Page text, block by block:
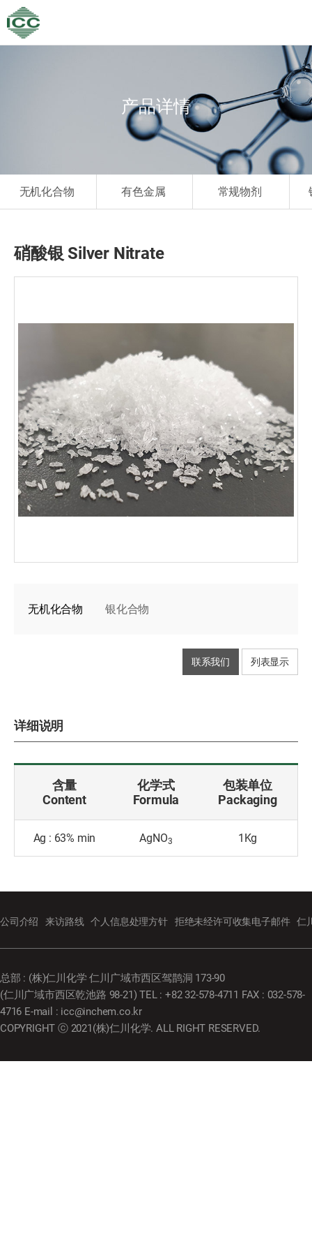
无机化合物 有色金属 常规物剂
产品详情
硝酸银 Silver Nitrate
无机化合物 银化合物
联系我们 列表显示
详细说明
含量
Content
化学式
Formula
包装单位
Packaging
Ag : 63% min AgNO3 1Kg
公司介绍 来访路线 个人信息处理方针 拒绝未经许可收集电子邮件 仁
总部 : (株)仁川化学 仁川广域市西区驾鹊洞 173-90
(仁川广域市西区乾池路 98-21) TEL : +82 32-578-4711 FAX : 032-578-
4716 E-mail : icc@inchem.co.kr
COPYRIGHT ⓒ 2021(株)仁川化学. ALL RIGHT RESERVED.